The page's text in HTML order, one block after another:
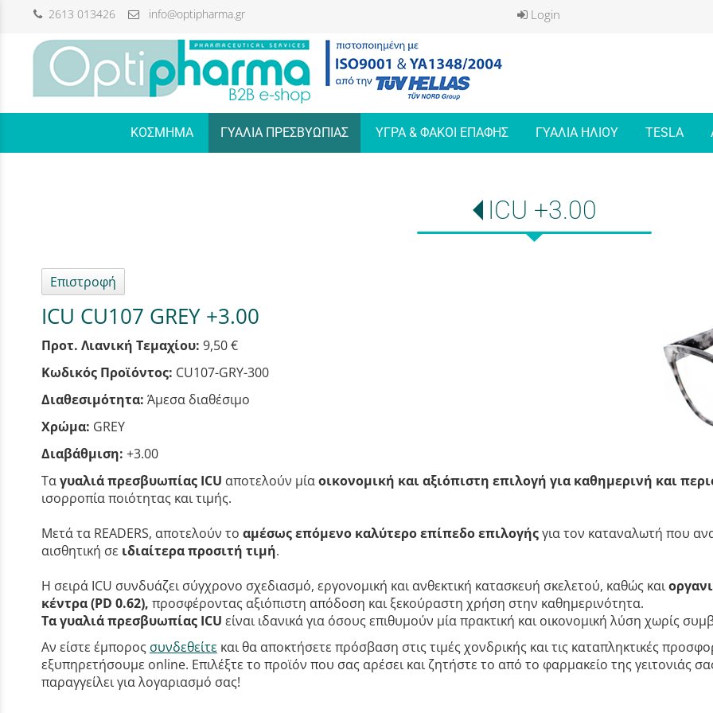
2613 013426 info@optipharma.gr Login
ΚΟΣΜΗΜΑ ΓΥΑΛΙΑ ΠΡΕΣΒΥΩΠΙΑΣ ΥΓΡΑ & ΦΑΚΟΙ ΕΠΑΦΗΣ ΓΥΑΛΙΑ ΗΛΙΟΥ TESLA
ICU +3.00
Επιστροφή
ICU CU107 GREY +3.00
Προτ. Λιανική Τεμαχίου: 9,50 €
Κωδικός Προϊόντος: CU107-GRY-300
Διαθεσιμότητα: Άμεσα διαθέσιμο
Χρώμα: GREY
Διαβάθμιση: +3.00
Ταγυαλιά πρεσβυωπίας ICU αποτελούν μίαοικονομική και αξιόπιστη επιλογή για καθημερινή και
ισορροπία ποιότητας και τιμής.
Μετά τα READERS, αποτελούν το αμέσως επόμενο καλύτερο επίπεδο επιλογήςγια τον καταναλωτή που
αισθητική σε ιδιαίτερα προσιτή τιμή.
Η σειρά ICU συνδυάζει σύγχρονο σχεδιασμό, εργονομική και ανθεκτική κατασκευή σκελετού, καθώς και
κέντρα (PD 0.62), προσφέροντας αξιόπιστη απόδοση και ξεκούραστη χρήση στην καθημερινότητα.
Τα γυαλιά πρεσβυωπίας ICU είναι ιδανικά για όσους επιθυμούν μία πρακτική και οικονομική λύση χωρίς
Αν είστε έμπορος συνδεθείτε και θα αποκτήσετε πρόσβαση στις τιμές χονδρικής και τις καταπληκτικές
εξυπηρετήσουμε online. Επιλέξτε το προϊόν που σας αρέσει και ζητήστε το από το φαρμακείο της γειτονιάς
παραγγείλει για λογαριασμό σας!